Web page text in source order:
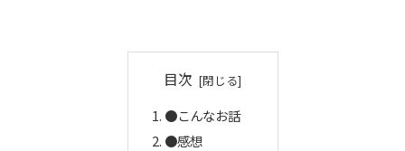
目次
●こんなお話
●感想